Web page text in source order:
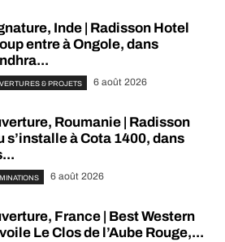
Inde | Radisson Hotel
entre à Ongole, dans
& PROJETS 6 août 2026
Roumanie | Radisson
s’installe à Cota 1400, dans
6 août 2026
France | Best Western
Le Clos de l’Aube Rouge,...